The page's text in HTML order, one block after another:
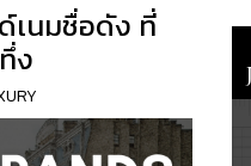
องถูกนำมาประกอบกันอย่าง
เนมชื่อดัง ที่
ง